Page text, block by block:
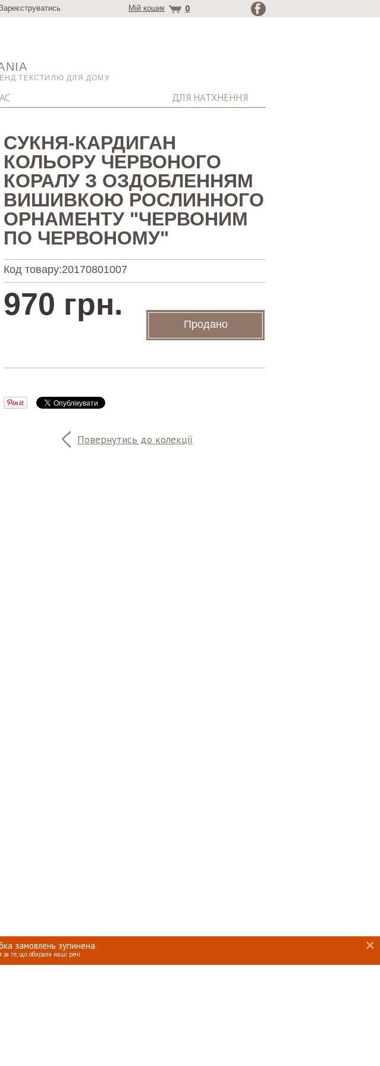
Мій кошик 0
замовлень зупинена.
те, що обирали наші речі.
ТЕКСТИЛЮ ДЛЯ ДОМУ
ДЛЯ НАТХНЕННЯ
СУКНЯ-КАРДИГАН
КОЛЬОРУ ЧЕРВОНОГО
КОРАЛУ З ОЗДОБЛЕННЯМ
ВИШИВКОЮ РОСЛИННОГО
ОРНАМЕНТУ "ЧЕРВОНИМ
ПО ЧЕРВОНОМУ"
Код товару:20170801007
970 грн.
Продано
Повернутись до колекції